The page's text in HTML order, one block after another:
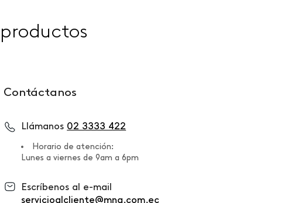
Contáctanos
Llámanos 02 3333 422
Horario de atención:
Lunes a viernes de 9am a 6pm
Escríbenos al e-mail
servicioalcliente@mng.com.ec